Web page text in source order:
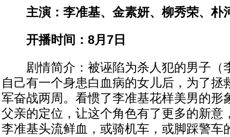
主演：李准基、金素妍、柳秀荣、朴
开播时间：8月7日
剧情简介：被诬陷为杀人犯的男子（
自己有一个身患白血病的女儿后，为了拯
军奋战两周。看惯了李准基花样美男的形
父亲的定位，让这个角色有了更多的新意
李准基头流鲜血，或骑机车，或脚踩警车